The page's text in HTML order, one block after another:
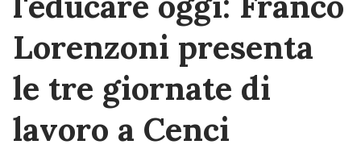
Lorenzoni presenta
le tre giornate di
lavoro a Cenci